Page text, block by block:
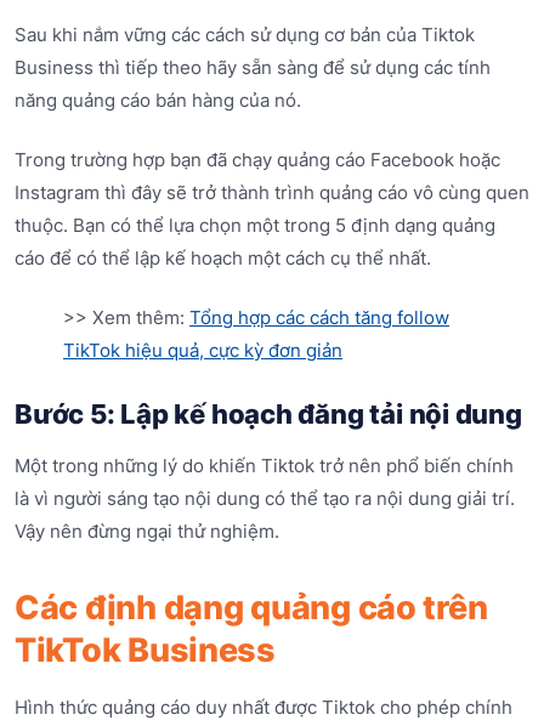
Sau khi nắm vững các cách sử dụng cơ bản của Tiktok
Business thì tiếp theo hãy sẵn sàng để sử dụng các tính
năng quảng cáo bán hàng của nó.
Trong trường hợp bạn đã chạy quảng cáo Facebook hoặc
Instagram thì đây sẽ trở thành trình quảng cáo vô cùng quen
thuộc. Bạn có thể lựa chọn một trong 5 định dạng quảng
cáo để có thể lập kế hoạch một cách cụ thể nhất.
>> Xem thêm: Tổng hợp các cách tăng follow
TikTok hiệu quả, cực kỳ đơn giản
Bước 5: Lập kế hoạch đăng tải nội dung
Một trong những lý do khiến Tiktok trở nên phổ biến chính
là vì người sáng tạo nội dung có thể tạo ra nội dung giải trí.
Vậy nên đừng ngại thử nghiệm.
Các định dạng quảng cáo trên
TikTok Business
Hình thức quảng cáo duy nhất được Tiktok cho phép chính